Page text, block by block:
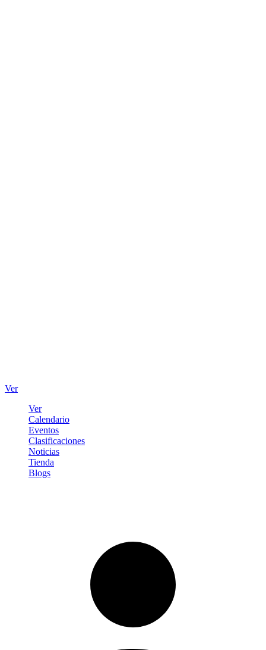
Ver
Ver
Calendario
Eventos
Clasificaciones
Noticias
Tienda
Blogs